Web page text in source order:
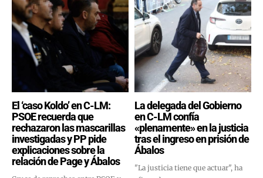
El ‘caso Koldo’ en C-LM:
PSOE recuerda que
rechazaron las mascarillas
investigadas y PP pide
explicaciones sobre la
relación de Page y Ábalos
La delegada del Gobierno
en C-LM confía
«plenamente» en la justicia
tras el ingreso en prisión de
Ábalos
"La justicia tiene que actuar", ha